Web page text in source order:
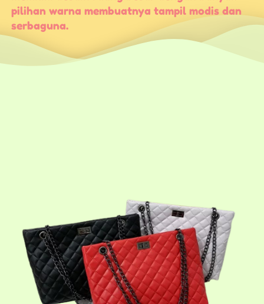
pilihan warna membuatnya tampil modis dan
serbaguna.